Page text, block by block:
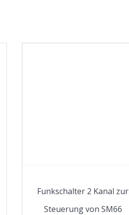
Funkschalter 2 Kanal zur
Steuerung von SM66